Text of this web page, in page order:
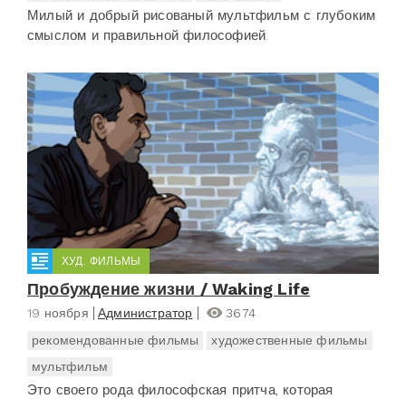
Милый и добрый рисованый мультфильм с глубоким
смыслом и правильной философией.
ХУД. ФИЛЬМЫ
Пробуждение жизни / Waking Life
19 ноября Администратор
3674
рекомендованные фильмы
художественные фильмы
мультфильм
Это своего рода философская притча, которая